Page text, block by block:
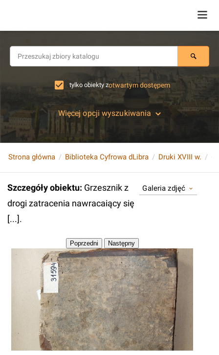
tylko obiekty zotwartym dostępem
Więcej opcji wyszukiwania
Strona główna Biblioteka Cyfrowa dLibra Druki XVIII w.
Szczegóły obiektu: Grzesznik z
drogi zatracenia nawracaiący się
[...].
Galeria zdjęć